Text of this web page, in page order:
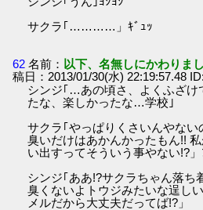
サクラ｢…………」ｷﾞｭｯ
62 名前： 以下、名無しにかわりま
稿日：2013/01/30(水) 22:19:57.48
シンジ｢…あの頃さ、よくふざけ
たな、楽しかったな…学校｣
サクラ｢やっぱりくさいんやな
臭いだけはあかんかったもん!!
い出すってそういう事やない!?」
シンジ｢ああ!?サクラちゃん落ち
臭くないよトウジみたいな逞し
メルだから大丈夫だってば!?」